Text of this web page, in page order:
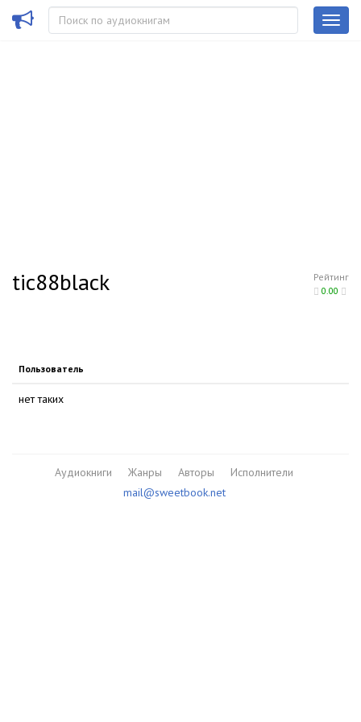
Рейтинг
0.00
tic88black
Пользователь
нет таких
Аудиокниги Жанры Авторы
Исполнители
mail@sweetbook.net